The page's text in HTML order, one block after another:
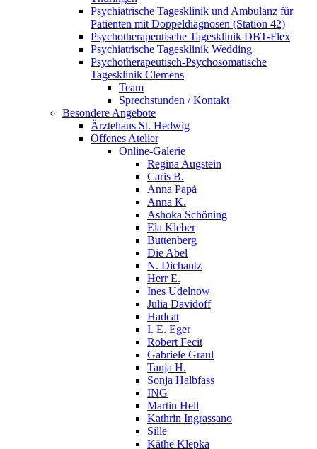
Psychiatrische Tagesklinik und Ambulanz für
Patienten mit Doppeldiagnosen (Station 42)
Psychotherapeutische Tagesklinik DBT-Flex
Psychiatrische Tagesklinik Wedding
Psychotherapeutisch-Psychosomatische
Tagesklinik Clemens
Team
Sprechstunden / Kontakt
Besondere Angebote
Ärztehaus St. Hedwig
Offenes Atelier
Online-Galerie
Regina Augstein
Caris B.
Anna Papá
Anna K.
Ashoka Schöning
Ela Kleber
Buttenberg
Die Abel
N. Dichantz
Herr E.
Ines Udelnow
Julia Davidoff
Hadcat
I. E. Eger
Robert Fecit
Gabriele Graul
Tanja H.
Sonja Halbfass
ING
Martin Hell
Kathrin Ingrassano
Sille
Käthe Klepka